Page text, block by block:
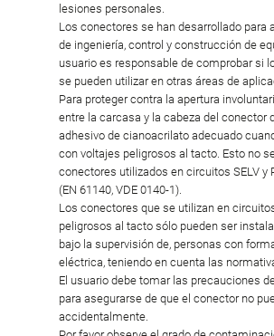
lesiones personales.
Los conectores se han desarrollado para
de ingeniería, control y construcción de
usuario es responsable de comprobar si
se pueden utilizar en otras áreas de
Para proteger contra la apertura
entre la carcasa y la cabeza del conector
adhesivo de cianoacrilato adecuado
con voltajes peligrosos al tacto. Esto no
conectores utilizados en circuitos SELV y
(EN 61140, VDE 0140-1).
Los conectores que se utilizan en
peligrosos al tacto sólo pueden ser
bajo la supervisión de, personas con
eléctrica, teniendo en cuenta las
El usuario debe tomar las precauciones
para asegurarse de que el conector no
accidentalmente.